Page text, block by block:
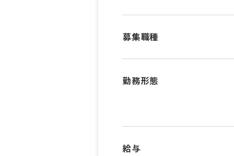
募集職種
勤務形態
給与